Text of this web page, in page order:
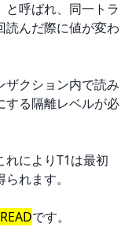
と呼ばれ、同一トラ
読んだ際に値が変わ
ザクション内で読み
する隔離レベルが必
れによりT1は最初
れます。
です。